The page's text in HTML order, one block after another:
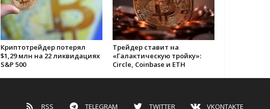
Криптотрейдер потерял
$1,29 млн на 22 ликвидациях
S&P 500
Трейдер ставит на
«Галактическую тройку»:
Circle, Coinbase и ETH
RSS TELEGRAM TWITTER VKONTAKTE